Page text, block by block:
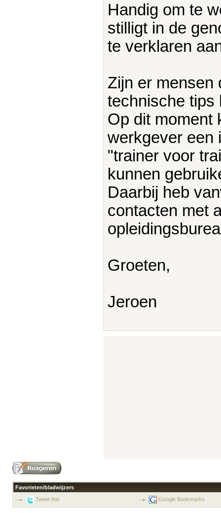
Handig om te
stilligt in de
te verklaren
Zijn er mensen
technische tips
Op dit moment
werkgever een
"trainer voor
kunnen
Daarbij heb
contacten met
Groeten,
Jeroen
Favorieten/bladwijzers
Tweet this
Google Bookmarks